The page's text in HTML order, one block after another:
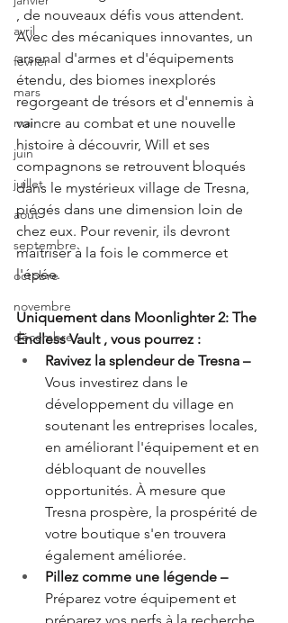
avril
fevrier
mars
mai
juin
juillet
aout
septembre
octobre
novembre
décembre
, de nouveaux défis vous attendent.
Avec des mécaniques innovantes, un
arsenal d'armes et d'équipements
étendu, des biomes inexplorés
regorgeant de trésors et d'ennemis à
vaincre au combat et une nouvelle
histoire à découvrir, Will et ses
compagnons se retrouvent bloqués
dans le mystérieux village de Tresna,
piégés dans une dimension loin de
chez eux. Pour revenir, ils devront
maîtriser à la fois le commerce et
l'épée.
Uniquement dans Moonlighter 2: The
Endless Vault , vous pourrez :
Ravivez la splendeur de Tresna –
Vous investirez dans le
développement du village en
soutenant les entreprises locales,
en améliorant l'équipement et en
débloquant de nouvelles
opportunités. À mesure que
Tresna prospère, la prospérité de
votre boutique s'en trouvera
également améliorée.
Pillez comme une légende –
Préparez votre équipement et